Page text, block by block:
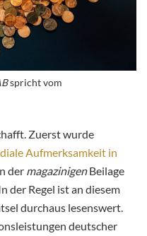
spricht vom
Zuerst wurde
Aufmerksamkeit in
der magazinigenBeilage
der Regel ist an diesem
durchaus lesenswert.
deutscher